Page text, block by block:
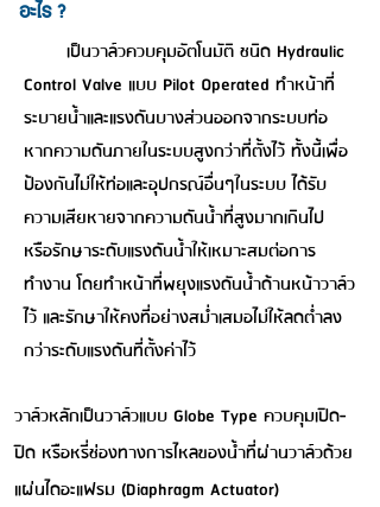
อะไร ?
เป็นวาล์วควบคุมอัตโนมัติ ชนิด Hydraulic
Control Valve แบบ Pilot Operated ทำหน้าที่
ระบายน้ำและแรงดันบางส่วนออกจากระบบท่อ
หากความดันภายในระบบสูงกว่าที่ตั้งไว้ ทั้งนี้เพื่อ
ป้องกันไม่ให้ท่อและอุปกรณ์อื่นๆในระบบ ได้รับ
ความเสียหายจากความดันน้ำที่สูงมากเกินไป
หรือรักษาระดับแรงดันน้ำให้เหมาะสมต่อการ
ทำงาน โดยทำหน้าที่พยุงแรงดันน้ำด้านหน้าวาล์ว
ไว้ และรักษาให้คงที่อย่างสม่ำเสมอไม่ให้ลดต่ำลง
กว่าระดับแรงดันที่ตั้งค่าไว้
วาล์วหลักเป็นวาล์วแบบ Globe Type ควบคุมเปิด-
ปิด หรือหรี่ช่องทางการไหลของน้ำที่ผ่านวาล์วด้วย
แผ่นไดอะแฟรม (Diaphragm Actuator)